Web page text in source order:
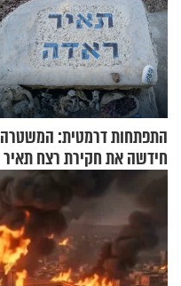
התפתחות דרמטית: המשטרה
חידשה את חקירת רצח תאיר
ראדה